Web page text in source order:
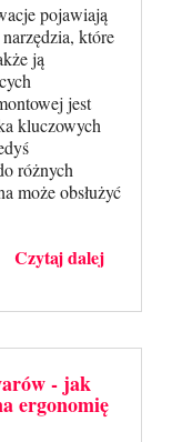
pojawiają
które
ją
jest
kluczowych
różnych
może obsłużyć
Czytaj dalej
- jak
ergonomię